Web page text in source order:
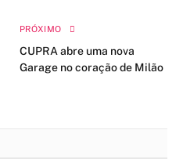
PRÓXIMO
CUPRA abre uma nova
Garage no coração de Milão